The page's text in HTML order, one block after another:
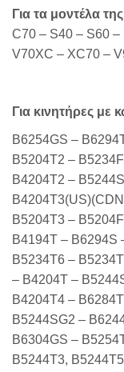
Για τα μοντέλα
C70 – S40 – S60
V70XC – XC70 –
Για κινητήρες με
B6254GS –
B5204T2 –
B4204T2 –
B5204T3 –
B4194T – B6294S
B5234T6 –
– B4204T –
B4204T4 –
B5244SG2 –
B6304GS –
B5244T3,